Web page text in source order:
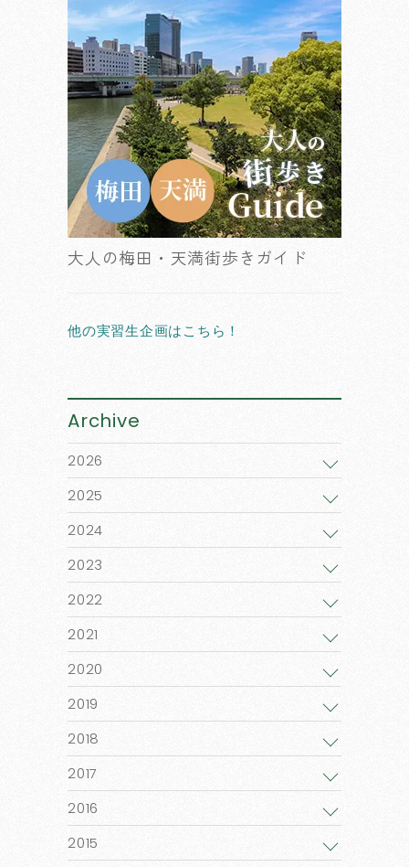
大人の梅田・天満街歩きガイド
他の実習生企画はこちら！
Archive
2026
2025
2024
2023
2022
2021
2020
2019
2018
2017
2016
2015